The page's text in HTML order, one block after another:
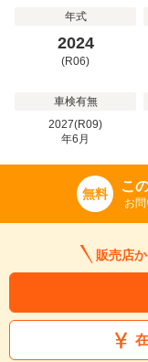
年式
2024
(R06)
車検有無
2027(R09)
年6 月
無料 こ
お
販売店